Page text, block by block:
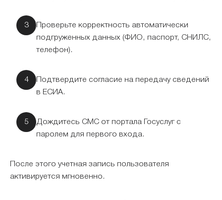
Проверьте корректность автоматически
подгруженных данных (ФИО, паспорт, СНИЛС,
телефон).
Подтвердите согласие на передачу сведений
в ЕСИА.
Дождитесь СМС от портала Госуслуг с
паролем для первого входа.
После этого учетная запись пользователя
активируется мгновенно.